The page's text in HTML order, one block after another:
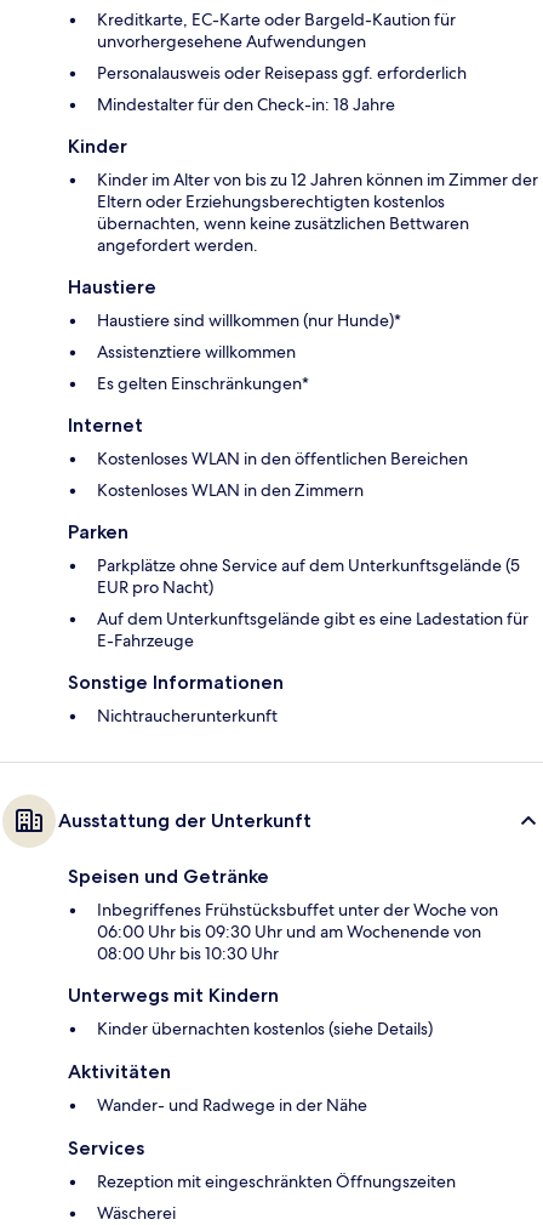
Kreditkarte, EC-Karte oder Bargeld-Kaution für
unvorhergesehene Aufwendungen
Personalausweis oder Reisepass ggf. erforderlich
Mindestalter für den Check-in: 18 Jahre
Kinder
Kinder im Alter von bis zu 12 Jahren können im Zimmer der
Eltern oder Erziehungsberechtigten kostenlos
übernachten, wenn keine zusätzlichen Bettwaren
angefordert werden.
Haustiere
Haustiere sind willkommen (nur Hunde)*
Assistenztiere willkommen
Es gelten Einschränkungen*
Internet
Kostenloses WLAN in den öffentlichen Bereichen
Kostenloses WLAN in den Zimmern
Parken
Parkplätze ohne Service auf dem Unterkunftsgelände (5
EUR pro Nacht)
Auf dem Unterkunftsgelände gibt es eine Ladestation für
E-Fahrzeuge
Sonstige Informationen
Nichtraucherunterkunft
Ausstattung der Unterkunft
Speisen und Getränke
Inbegriffenes Frühstücksbuffet unter der Woche von
06:00 Uhr bis 09:30 Uhr und am Wochenende von
08:00 Uhr bis 10:30 Uhr
Unterwegs mit Kindern
Kinder übernachten kostenlos (siehe Details)
Aktivitäten
Wander- und Radwege in der Nähe
Services
Rezeption mit eingeschränkten Öffnungszeiten
Wäscherei